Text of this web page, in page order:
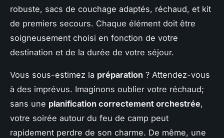
robuste, sacs de couchage adaptés, réchaud, et kit
de premiers secours. Chaque élément doit être
soigneusement choisi en fonction de votre
destination et de la durée de votre séjour.
Vous sous-estimez la préparation ? Attendez-vous
à des imprévus. Imaginons oublier votre réchaud;
sans une planification correctement orchestrée,
votre soirée autour du feu de camp peut
rapidement perdre de son charme. De même, une